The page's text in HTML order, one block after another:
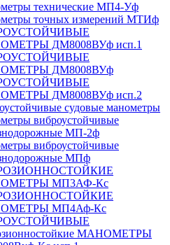
технические МП4-Уф
точных измерений МТИф
ДМ8008ВУф исп.1
ДМ8008ВУф
ДМ8008ВУф исп.2
судовые манометры
виброустойчивые
МП-2ф
виброустойчивые
МПф
МП3АФ-Кс
МП4Аф-Кс
МАНОМЕТРЫ